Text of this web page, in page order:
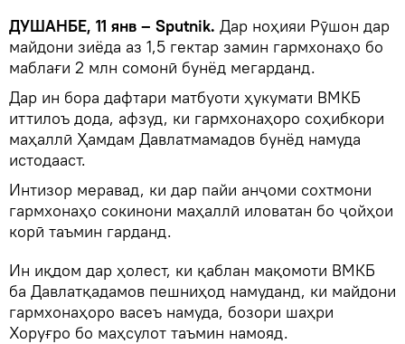
ДУШАНБЕ, 11 янв – Sputnik. Дар ноҳияи Рӯшон дар
майдони зиёда аз 1,5 гектар замин гармхонаҳо бо
маблағи 2 млн сомонӣ бунёд мегарданд.
Дар ин бора дафтари матбуоти ҳукумати ВМКБ
иттилоъ дода, афзуд, ки гармхонаҳоро соҳибкори
маҳаллӣ Ҳамдам Давлатмамадов бунёд намуда
истодааст.
Интизор меравад, ки дар пайи анҷоми сохтмони
гармхонаҳо сокинони маҳаллӣ иловатан бо ҷойҳои
корӣ таъмин гарданд.
Ин иқдом дар ҳолест, ки қаблан мақомоти ВМКБ
ба Давлатқадамов пешниҳод намуданд, ки майдони
гармхонаҳоро васеъ намуда, бозори шаҳри
Хоруғро бо маҳсулот таъмин намояд.